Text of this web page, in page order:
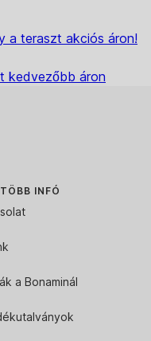
a teraszt akciós áron!
kedvezőbb áron
INFÓ
a Bonaminál